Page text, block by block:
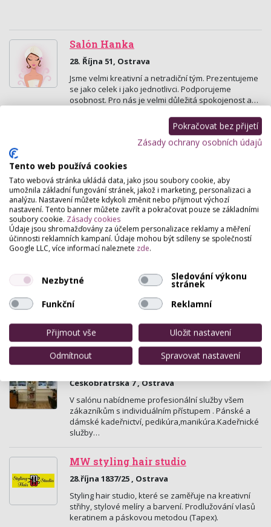
Salón Hanka
28. Října 51, Ostrava
Jsme velmi kreativní a netradiční tým. Prezentujeme
se jako celek i jako jednotlivci. Podporujeme
osobnost. Pro nás je velmi důležitá spokojenost a…
28. Října 190/38, Ostrava
Nabízíme relaxaci, odpočinek a uvolnění v centru
KADEŘNICTVÍ Salon Story
Nadražní 140 , Ostrava
Vyhovět Vaším přáním a představám - Jen Vy a naše
péče pro Vás. V našem salonu Vám můžem
Masáže Ametyst
Masáže pro ženy i muže v Ostravě
Studio Nice Ostrava
Českobratrská 7 , Ostrava
V salónu nabídneme profesionální služby všem
zákazníkům s individuálním přístupem . Pánské a
dámské kadeřnictví, pedikúra,manikúra.Kadeřnické
služby…
MW styling hair studio
28.října 1837/25 , Ostrava
Styling hair studio, které se zaměřuje na kreativní
střihy, stylové melíry a barvení. Prodlužování vlasů
keratinem a páskovou metodou (Tapex).
Pokračovat bez přijetí
Zásady ochrany osobních údajů
Tento web používá cookies
Tato webová stránka ukládá data, jako jsou soubory cookie, aby
umožnila základní fungování stránek, jakož i marketing, personalizaci a
analýzu. Nastavení můžete kdykoli změnit nebo přijmout výchozí
nastavení. Tento banner můžete zavřít a pokračovat pouze se základními
soubory cookie. Zásady cookies
Údaje jsou shromažďovány za účelem personalizace reklamy a měření
účinnosti reklamních kampaní. Údaje mohou být sdíleny se společností
Google LLC, více informací naleznete zde.
Nezbytné Sledování výkonu
stránek
Funkční
Reklamní
Přijmout vše
Uložit nastavení
Odmítnout
Spravovat nastavení